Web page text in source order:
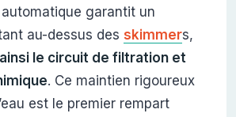
garantit un
au-dessus des skimmers,
le circuit de filtration et
. Ce maintien rigoureux
est le premier rempart